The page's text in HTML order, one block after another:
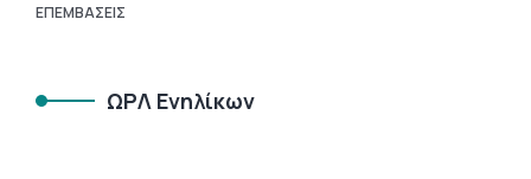
ΕΠΕΜΒΆΣΕΙΣ
ΩΡΛ Ενηλίκων